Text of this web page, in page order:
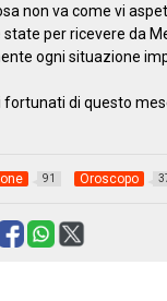
non va come vi
per ricevere da
ogni situazione
di questo
91 Oroscopo